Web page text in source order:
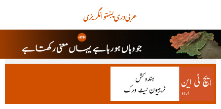
انگریزیپښتودریعربی